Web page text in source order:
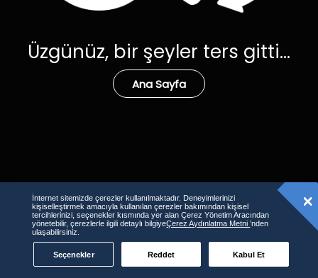
Üzgünüz, bir şeyler ters gitti...
Ana Sayfa
İnternet sitemizde çerezler kullanılmaktadır. Deneyimlerinizi
kişiselleştirmek amacıyla kullanılan çerezler bakımından kişisel
tercihlerinizi, seçenekler kısmında yer alan Çerez Yönetim Aracından
yönetebilir, çerezlerle ilgili detaylı bilgiyeÇerez Aydınlatma Metni’nden
ulaşabilirsiniz.
Seçenekler Reddet Kabul Et